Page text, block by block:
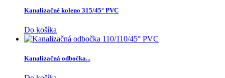
Kanalizačné koleno 315/45° PVC
Do košíka
Kanalizačná odbočka...